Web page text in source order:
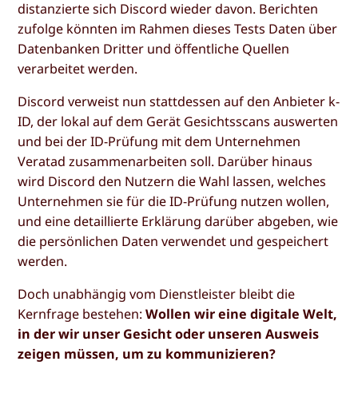
distanzierte sich Discord wieder davon. Berichten
zufolge könnten im Rahmen dieses Tests Daten über
Datenbanken Dritter und öffentliche Quellen
verarbeitet werden.
Discord verweist nun stattdessen auf den Anbieter k-
ID, der lokal auf dem Gerät Gesichtsscans auswerten
und bei der ID-Prüfung mit dem Unternehmen
Veratad zusammenarbeiten soll. Darüber hinaus
wird Discord den Nutzern die Wahl lassen, welches
Unternehmen sie für die ID-Prüfung nutzen wollen,
und eine detaillierte Erklärung darüber abgeben, wie
die persönlichen Daten verwendet und gespeichert
werden.
Doch unabhängig vom Dienstleister bleibt die
Kernfrage bestehen:Wollen wir eine digitale Welt,
in der wir unser Gesicht oder unseren Ausweis
zeigen müssen, um zu kommunizieren?